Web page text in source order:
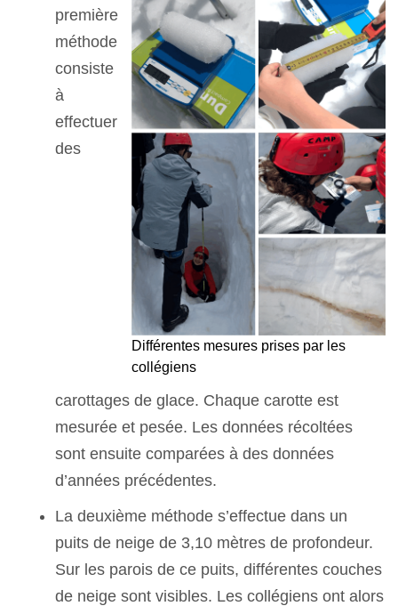
Différentes mesures prises par les
collégiens
première
méthode
consiste
à
effectuer
des
carottages de glace. Chaque carotte est
mesurée et pesée. Les données récoltées
sont ensuite comparées à des données
d’années précédentes.
La deuxième méthode s’effectue dans un
puits de neige de 3,10 mètres de profondeur.
Sur les parois de ce puits, différentes couches
de neige sont visibles. Les collégiens ont alors